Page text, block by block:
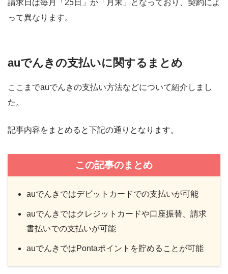
請求日は毎月「25日」か「月末」となっており、契約によ
って異なります。
auでんきの支払いに関するまとめ
ここまでauでんきの支払い方法などについて紹介しまし
た。
記事内容をまとめると下記の通りとなります。
この記事のまとめ
auでんきではデビットカードでの支払いが可能
auでんきではクレジットカードや口座振替、請求
書払いでの支払いが可能
auでんきではPontaポイントを貯めることが可能